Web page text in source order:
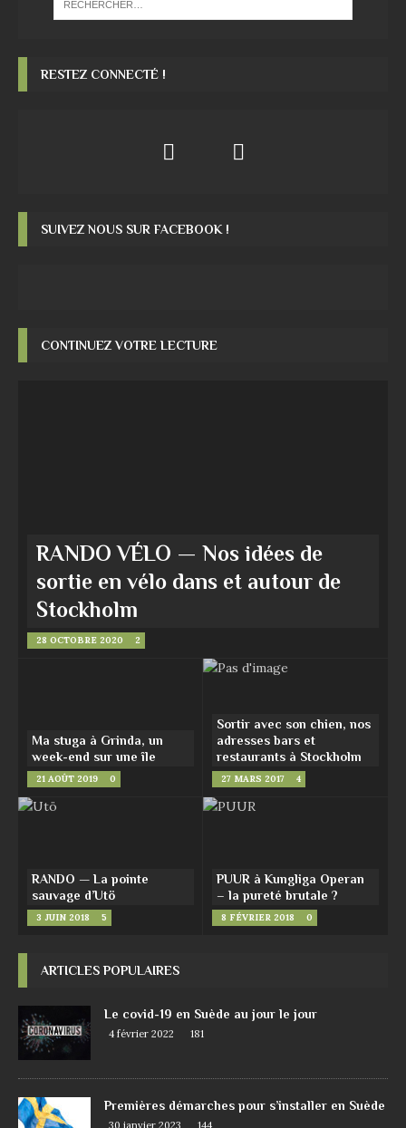
RESTEZ CONNECTÉ !
SUIVEZ NOUS SUR FACEBOOK !
CONTINUEZ VOTRE LECTURE
RANDO VÉLO — Nos idées de
sortie en vélo dans et autour de
Stockholm
28 OCTOBRE 2020 2
Ma stuga à Grinda, un
week-end sur une île
21 AOÛT 2019 0
Sortir avec son chien, nos
adresses bars et
restaurants à Stockholm
27 MARS 2017 4
RANDO — La pointe
sauvage d’Utö
3 JUIN 2018 5
PUUR à Kungliga Operan
– la pureté brutale ?
8 FÉVRIER 2018 0
ARTICLES POPULAIRES
Le covid-19 en Suède au jour le jour
4 février 2022 181
Premières démarches pour s’installer en Suède
30 janvier 2023 144